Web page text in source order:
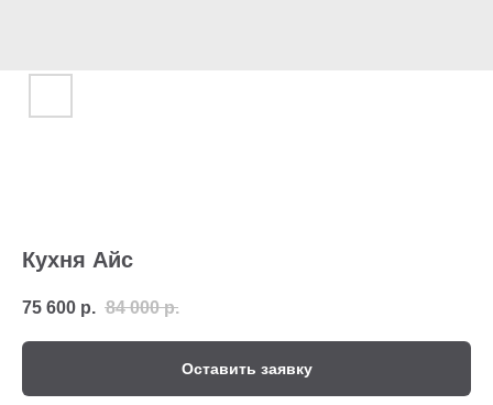
Кухня Айс
75 600 р. 84 000 р.
Оставить заявку